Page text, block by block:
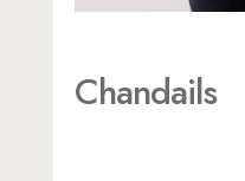
Chandails